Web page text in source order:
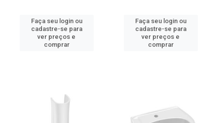
Faça seu login ou
cadastre-se para
ver preços e
comprar
Faça seu login ou
cadastre-se para
ver preços e
comprar